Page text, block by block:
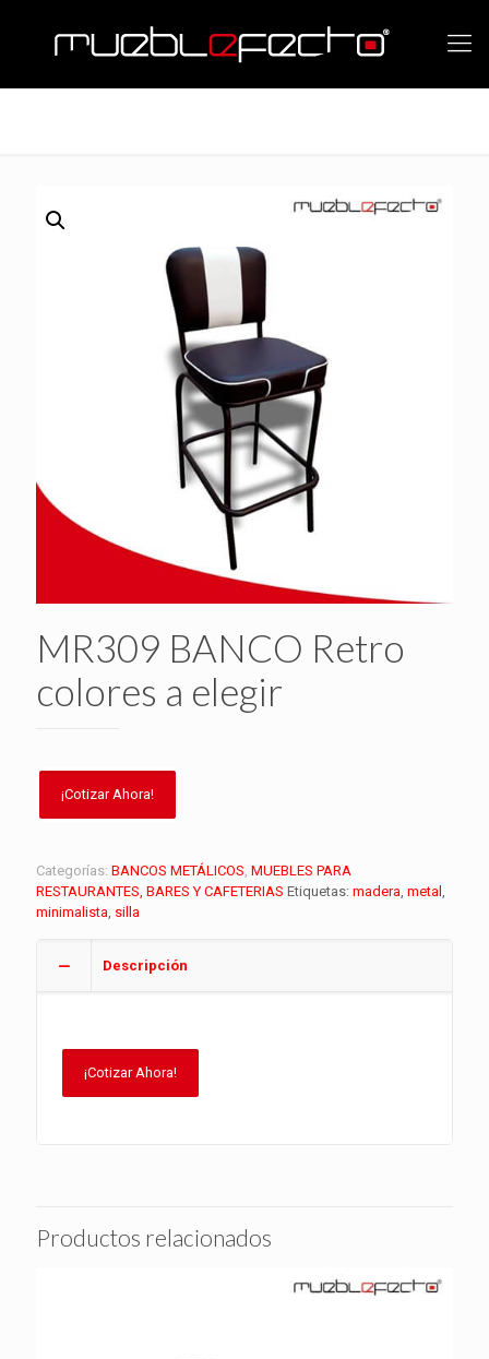
MR309 BANCO Retro
colores a elegir
Categorías: BANCOS METÁLICOS, MUEBLES PARA
RESTAURANTES, BARES Y CAFETERIAS Etiquetas: madera, metal ,
minimalista, silla
Descripción
¡Cotizar Ahora!
Productos relacionados